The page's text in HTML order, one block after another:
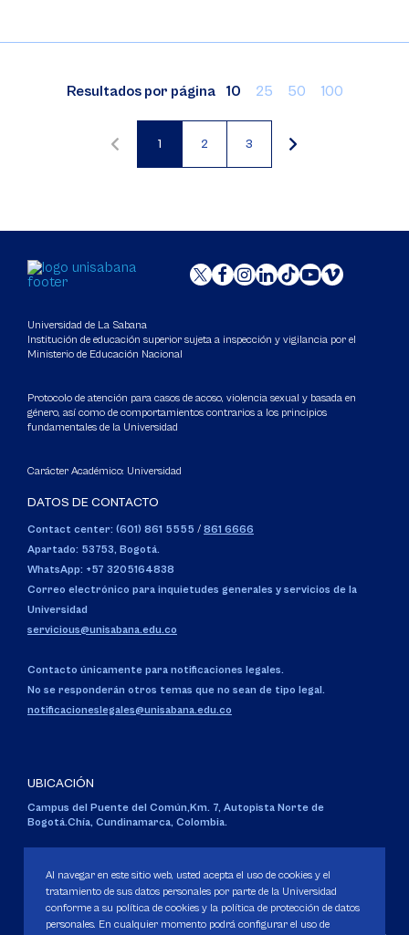
Resultados por página 10 25 50 100
Página
1
Página
2
Página
3
Universidad de La Sabana
Institución de educación superior sujeta a inspección y vigilancia por el
Ministerio de Educación Nacional
Protocolo de atención para casos de acoso, violencia sexual y basada en
género, así como de comportamientos contrarios a los principios
fundamentales de la Universidad
Carácter Académico: Universidad
DATOS DE CONTACTO
Contact center: (601) 861 5555 / 861 6666
Apartado: 53753, Bogotá.
WhatsApp: +57 3205164838
Correo electrónico para inquietudes generales y servicios de la
Universidad
servicious@unisabana.edu.co
Contacto únicamente para notificaciones legales.
No se responderán otros temas que no sean de tipo legal.
notificacioneslegales@unisabana.edu.co
UBICACIÓN
Campus del Puente del Común,Km. 7, Autopista Norte de
Bogotá.Chía, Cundinamarca, Colombia.
Personería Jurídica:Resolución 130 del 14 de enero de 1980.
Ministerio de Educación Nacional.
Al navegar en este sitio web, usted acepta el uso de cookies y el
tratamiento de sus datos personales por parte de la Universidad
conforme a su política de cookies y la política de protección de datos
personales. En cualquier momento podrá configurar el uso de